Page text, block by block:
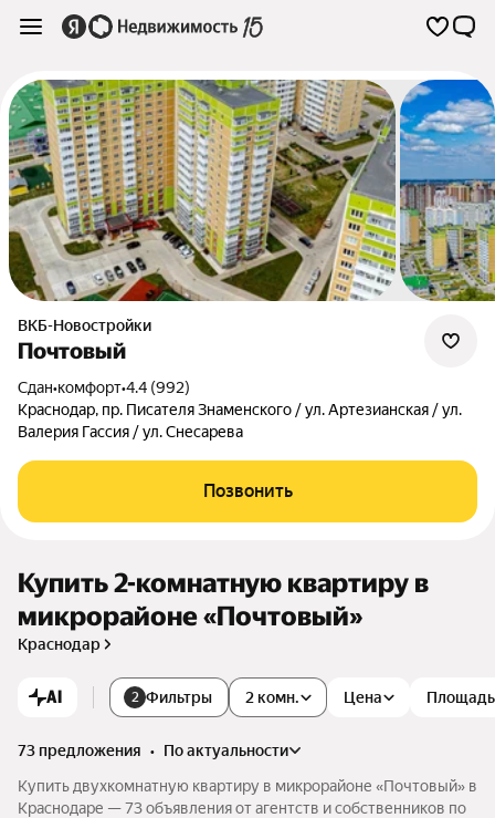
ВКБ-Новостройки
Почтовый
Сдан•комфорт•4.4 (992)
Краснодар, пр. Писателя Знаменского / ул. Артезианская / ул.
Валерия Гассия / ул. Снесарева
Позвонить
Купить 2-комнатную квартиру в
микрорайоне «Почтовый»
Краснодар
AI 2 Фильтры 2 комн. Цена Площадь
73 предложения •
по актуальности
Купить двухкомнатную квартиру в микрорайоне «Почтовый» в
Краснодаре — 73 объявления от агентств и собственников по